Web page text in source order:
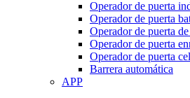
Operador de puerta
Operador de puerta
Operador de puerta
Operador de puerta
Operador de puerta
Barrera automática
APP